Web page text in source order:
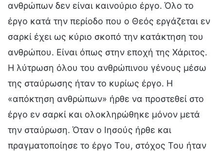
ανθρώπων δεν είναι καινούριο έργο. Όλο το
έργο κατά την περίοδο που ο Θεός εργάζεται εν
σαρκί έχει ως κύριο σκοπό την κατάκτηση του
ανθρώπου. Είναι όπως στην εποχή της Χάριτος.
Η λύτρωση όλου του ανθρώπινου γένους μέσω
της σταύρωσης ήταν το κυρίως έργο. Η
«απόκτηση ανθρώπων» ήρθε να προστεθεί στο
έργο εν σαρκί και ολοκληρώθηκε μόνον μετά
την σταύρωση. Όταν ο Ιησούς ήρθε και
πραγματοποίησε το έργο Του, στόχος Του ήταν